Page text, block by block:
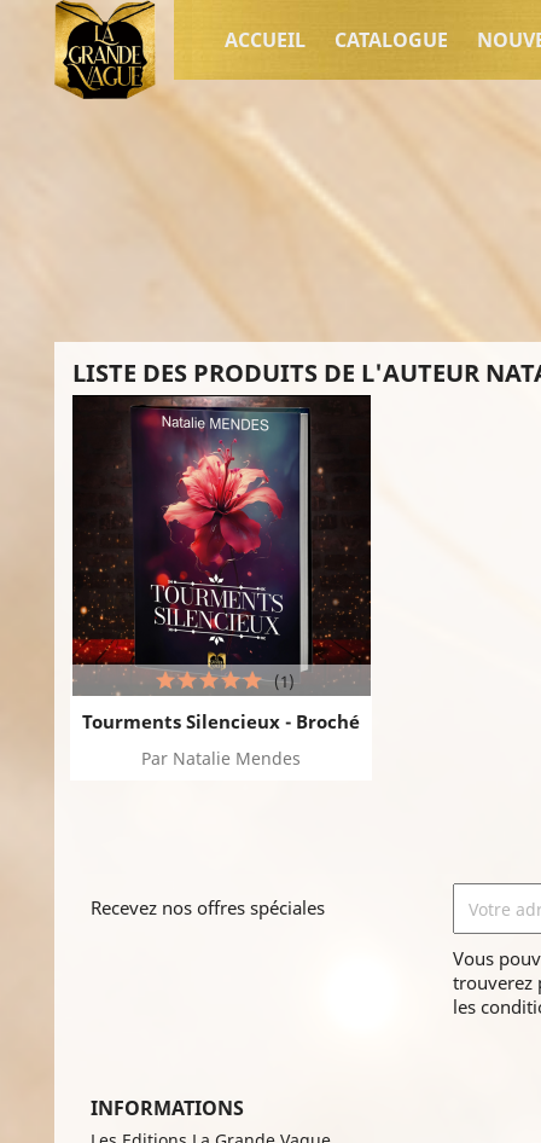
ACCUEIL CATALOGUE
LISTE DES PRODUITS DE L'AUTEUR
Tourments Silencieux - Broché
Par Natalie Mendes
(1)
Recevez nos offres spéciales
Vous
trouverez
les
INFORMATIONS